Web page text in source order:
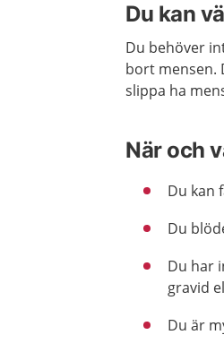
Du kan
Du behöver
bort mensen.
slippa ha
När och
Du kan
Du
Du har
gravid
Du är